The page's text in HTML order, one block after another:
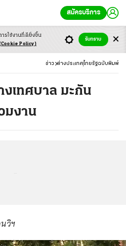
สมัครบริการ
ข่าว ต่างประเทศ ไทยรัฐฉบับพิมพ์
เทศบาล มะกัน
มงาน
วิฯ
ารใช้งานที่ดียิ่งขึ้น
Policy)
รับทราบ